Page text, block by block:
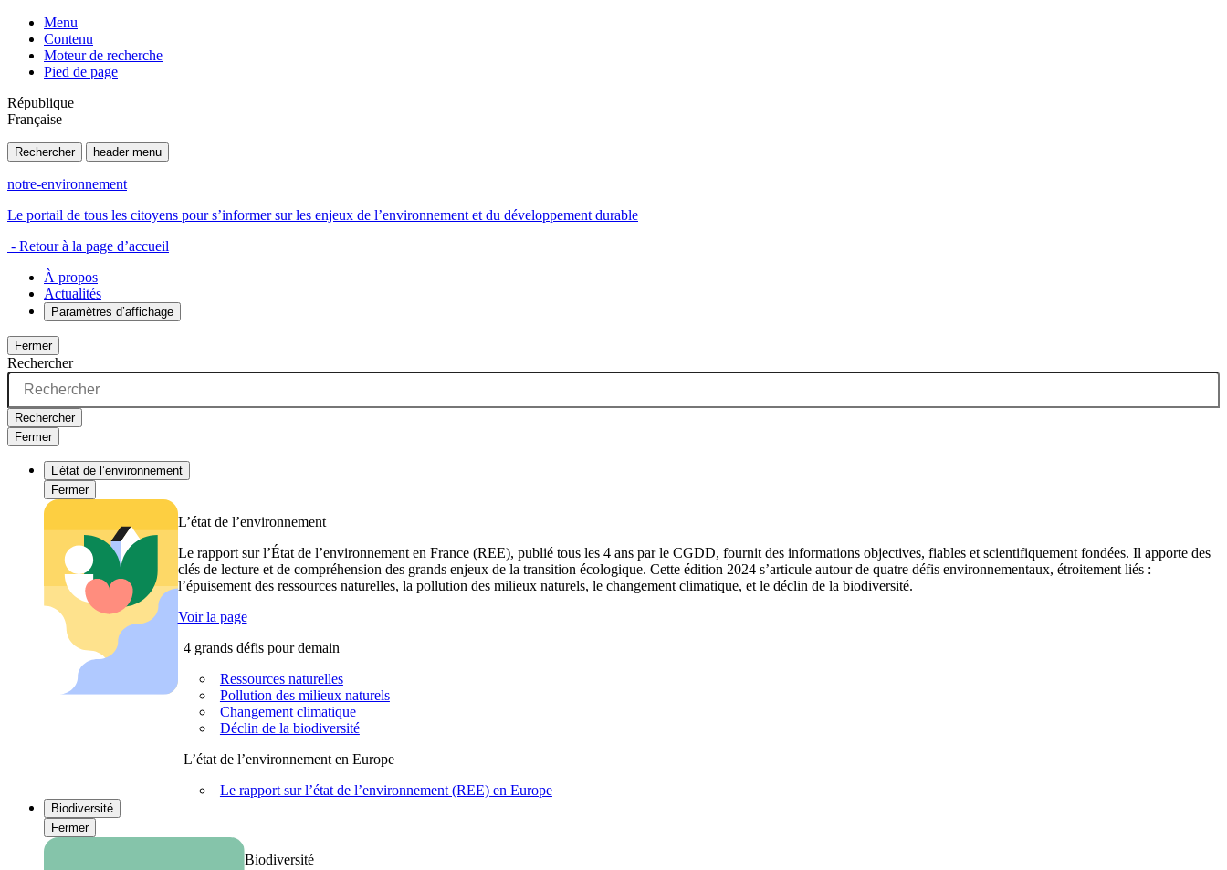
Menu
Contenu
Moteur de recherche
Pied de page
République
Française
Rechercher header menu
notre-environnement
Le portail de tous les citoyens pour s’informer sur les enjeux de l’environnement et du développement durable
- Retour à la page d’accueil
À propos
Actualités
Paramètres d’affichage
Fermer
Rechercher
Rechercher
Fermer
L’état de l’environnement
Fermer
L’état de l’environnement
Le rapport sur l’État de l’environnement en France (REE), publié tous les 4 ans par le CGDD, fournit des informations objectives, fiables et scientifiquement fondées. Il apporte des
clés de lecture et de compréhension des grands enjeux de la transition écologique. Cette édition 2024 s’articule autour de quatre défis environnementaux, étroitement liés :
l’épuisement des ressources naturelles, la pollution des milieux naturels, le changement climatique, et le déclin de la biodiversité.
Voir la page
4 grands défis pour demain
Ressources naturelles
Pollution des milieux naturels
Changement climatique
Déclin de la biodiversité
L’état de l’environnement en Europe
Le rapport sur l’état de l’environnement (REE) en Europe
Biodiversité
Fermer
Biodiversité